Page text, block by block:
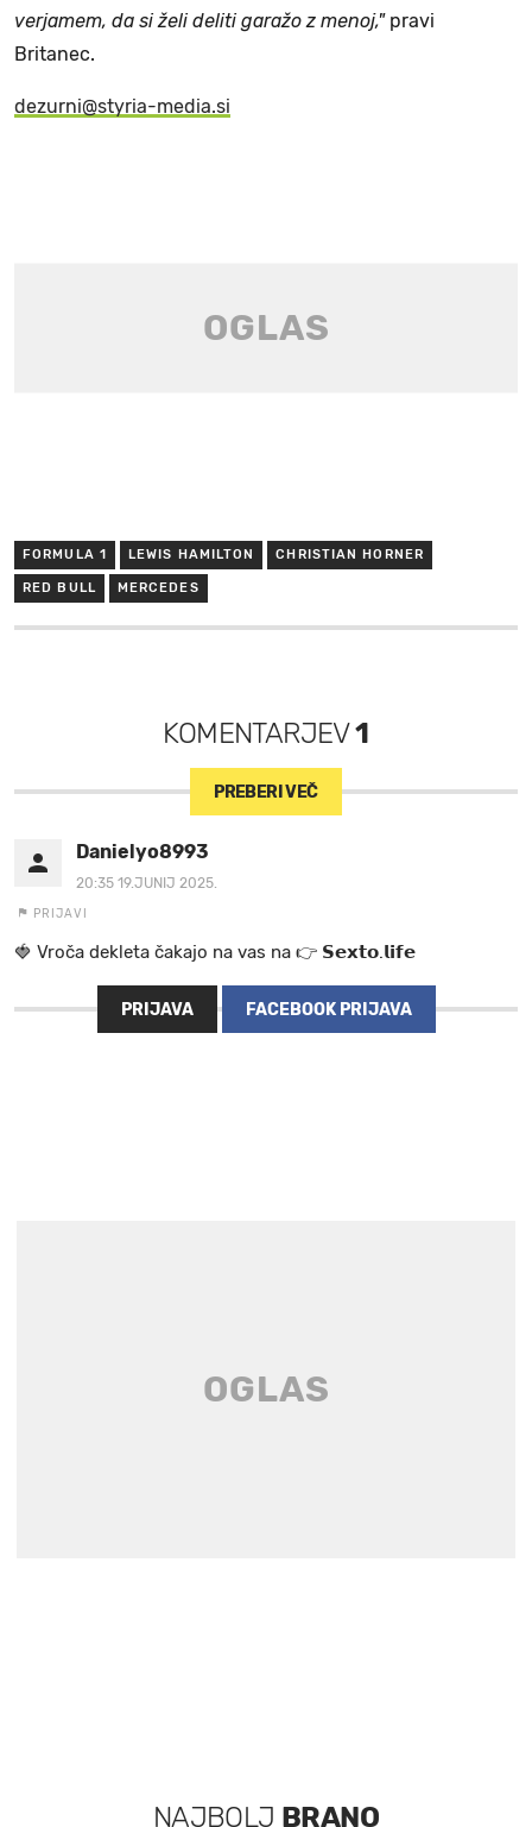
verjamem, da si želi deliti garažo z menoj,"pravi
Britanec.
dezurni@styria-media.si
FORMULA 1 LEWIS HAMILTON CHRISTIAN HORNER
RED BULL MERCEDES
KOMENTARJEV1
PREBERI VEČ
Danielyo8993
20:35 19.JUNIJ 2025.
PRIJAVI
🍓 V r o č a d e k l e t a ča k a jo na va s n a 👉 𝗦𝗲𝘅𝘁𝗼.𝗹𝗶𝗳𝗲
PRIJAVA FACEBOOK PRIJAVA
NAJBOLJ BRANO